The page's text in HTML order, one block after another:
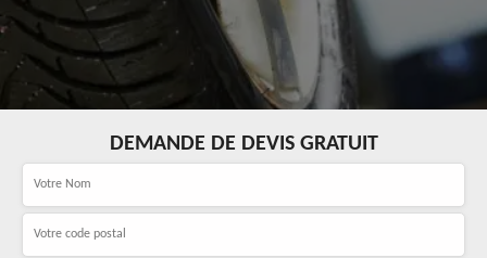
DEMANDE DE DEVIS GRATUIT